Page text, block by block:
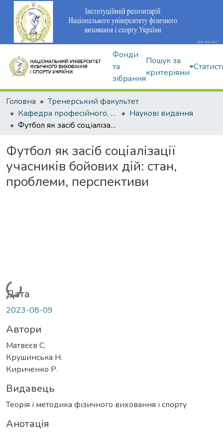
Фонди
та
зібрання
Пошук за
критеріями
Головна
Тренерський факультет
Кафедра професійного, неолімпійського та адаптивного спорту
Наукові видання
Футбол як засіб соціалізації учасників бойових дій: стан, проблеми, перспективи
Футбол як засіб соціалізації
учасників бойових дій: стан,
проблеми, перспективи
Вантажиться...
Дата
2023-08-09
Автори
Матвєєв С.
Крушинська Н.
Кириченко Р.
Видавець
Теорія і методика фізичного виховання і спорту
Анотація